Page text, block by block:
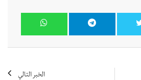
الخبر التالي